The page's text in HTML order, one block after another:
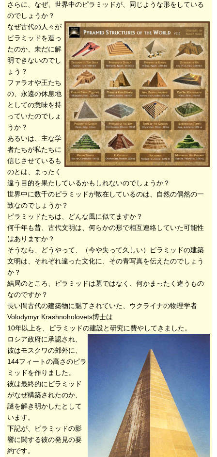
さらに、なぜ、世界中のピラミッドが、同じような形をしている
のでしょうか？
なぜ古代の人々が
ピラミッドを造っ
たのか、未だに解
明できないのでし
ょう？
ファラオや王たち
の、永遠の休息地
としての意味を持
っていたのでしょ
うか？
あるいは、主な学
者たちが私たちに
信じさせているも
のとは、まったく
違う目的を果たしているかもしれないのでしょうか？
世界中に数千のピラミッドが散在しているのは、自然の偶然の一
致なのでしょうか？
ピラミッドたちは、どんな風に似てますか？
何千年も昔、古代文明は、何らかの形で相互連絡していた可能性
はありますか？
そうなら、どうやって、（今や失って久しい）ピラミッドの建築
文明は、それぞれ違った文化に、その青写真を伝えたのでしょう
か？
結局のところ、ピラミッドは墓ではなく、何かまったく違うもの
なのですか？
長い間古代の建築物に魅了されていた、ウクライナの物理学者
Volodymyr Krashnoholovets博士は
10年以上を、ピラミッドの建設と研究に費やしてきました。
ロシア政府に承認され、
彼はモスクワの郊外に、
144フィートの高さのピラ
ミッドを作りました。
彼は最終的にピラミッド
がなぜ構築されたのか、
謎を解き明かしたとして
います。
下記が、ピラミッドの影
響に関する彼の発見の要
約です。